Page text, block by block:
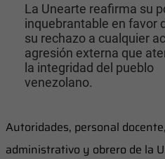
La Unearte reafirma su
inquebrantable en favor
su rechazo a cualquier
agresión externa que
la integridad del pueblo
venezolano.
Autoridades, personal docente,
administrativo y obrero de la